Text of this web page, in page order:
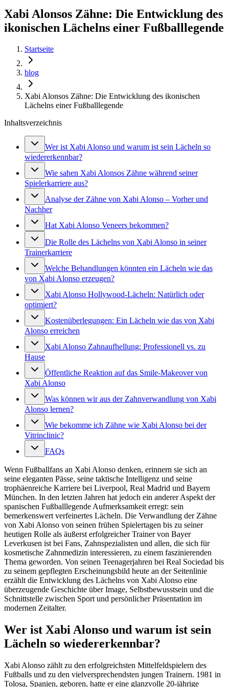
Xabi Alonsos Zähne: Die Entwicklung des
ikonischen Lächelns einer Fußballlegende
Startseite
blog
Xabi Alonsos Zähne: Die Entwicklung des ikonischen
Lächelns einer Fußballlegende
Inhaltsverzeichnis
Wer ist Xabi Alonso und warum ist sein Lächeln so
wiedererkennbar?
Wie sahen Xabi Alonsos Zähne während seiner
Spielerkarriere aus?
Analyse der Zähne von Xabi Alonso – Vorher und
Nachher
Hat Xabi Alonso Veneers bekommen?
Die Rolle des Lächelns von Xabi Alonso in seiner
Trainerkarriere
Welche Behandlungen könnten ein Lächeln wie das
von Xabi Alonso erzeugen?
Xabi Alonso Hollywood-Lächeln: Natürlich oder
optimiert?
Kostenüberlegungen: Ein Lächeln wie das von Xabi
Alonso erreichen
Xabi Alonso Zahnaufhellung: Professionell vs. zu
Hause
Öffentliche Reaktion auf das Smile-Makeover von
Xabi Alonso
Was können wir aus der Zahnverwandlung von Xabi
Alonso lernen?
Wie bekomme ich Zähne wie Xabi Alonso bei der
Vitrinclinic?
FAQs
Wenn Fußballfans an Xabi Alonso denken, erinnern sie sich an
seine eleganten Pässe, seine taktische Intelligenz und seine
trophäenreiche Karriere bei Liverpool, Real Madrid und Bayern
München. In den letzten Jahren hat jedoch ein anderer Aspekt der
spanischen Fußballlegende Aufmerksamkeit erregt: sein
bemerkenswert verfeinertes Lächeln. Die Verwandlung der Zähne
von Xabi Alonso von seinen frühen Spielertagen bis zu seiner
heutigen Rolle als äußerst erfolgreicher Trainer von Bayer
Leverkusen ist bei Fans, Zahnspezialisten und allen, die sich für
kosmetische Zahnmedizin interessieren, zu einem faszinierenden
Thema geworden. Von seinen Teenagerjahren bei Real Sociedad bis
zu seinem gepflegten Erscheinungsbild heute an der Seitenlinie
erzählt die Entwicklung des Lächelns von Xabi Alonso eine
überzeugende Geschichte über Image, Selbstbewusstsein und die
Schnittstelle zwischen Sport und persönlicher Präsentation im
modernen Zeitalter.
Wer ist Xabi Alonso und warum ist sein
Lächeln so wiedererkennbar?
Xabi Alonso zählt zu den erfolgreichsten Mittelfeldspielern des
Fußballs und zu den vielversprechendsten jungen Trainern. 1981 in
Tolosa, Spanien, geboren, hatte er eine glanzvolle 20-jährige